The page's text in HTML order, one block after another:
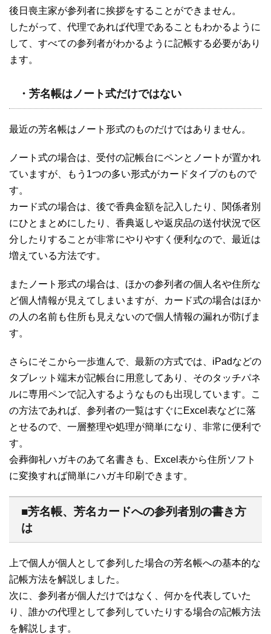
後日喪主家が参列者に挨拶をすることができません。
したがって、代理であれば代理であることもわかるように
して、すべての参列者がわかるように記帳する必要があり
ます。
・芳名帳はノート式だけではない
最近の芳名帳はノート形式のものだけではありません。
ノート式の場合は、受付の記帳台にペンとノートが置かれ
ていますが、もう1つの多い形式がカードタイプのもので
す。
カード式の場合は、後で香典金額を記入したり、関係者別
にひとまとめにしたり、香典返しや返戻品の送付状況で区
分したりすることが非常にやりやすく便利なので、最近は
増えている方法です。
またノート形式の場合は、ほかの参列者の個人名や住所な
ど個人情報が見えてしまいますが、カード式の場合はほか
の人の名前も住所も見えないので個人情報の漏れが防げま
す。
さらにそこから一歩進んで、最新の方式では、iPadなどの
タブレット端末が記帳台に用意してあり、そのタッチパネ
ルに専用ペンで記入するようなものも出現しています。こ
の方法であれば、参列者の一覧はすぐにExcel表などに落
とせるので、一層整理や処理が簡単になり、非常に便利で
す。
会葬御礼ハガキのあて名書きも、Excel表から住所ソフト
に変換すれば簡単にハガキ印刷できます。
■芳名帳、芳名カードへの参列者別の書き方
は
上で個人が個人として参列した場合の芳名帳への基本的な
記帳方法を解説しました。
次に、参列者が個人だけではなく、何かを代表していた
り、誰かの代理として参列していたりする場合の記帳方法
を解説します。